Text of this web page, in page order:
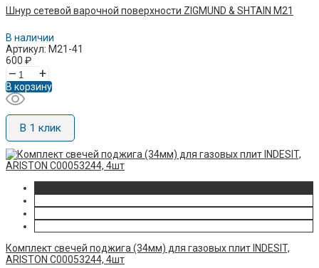
Шнур сетевой варочной поверхности ZIGMUND & SHTAIN M21
В наличии
Артикул: M21-41
600 ₽
– +
В корзину
В 1 клик
Комплект свечей поджига (34мм) для газовых плит INDESIT,
ARISTON C00053244, 4шт